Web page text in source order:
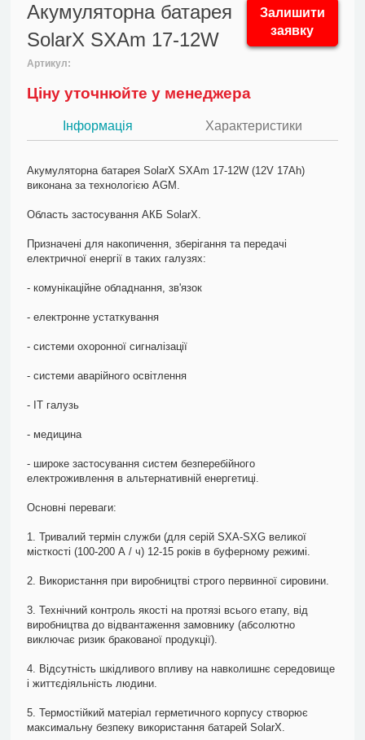
Акумуляторна батарея
SolarX SXAm 17-12W
Залишити
заявку
Артикул:
Ціну уточнюйте у менеджера
Інформація Характеристики
Акумуляторна батарея SolarX SXAm 17-12W (12V 17Ah)
виконана за технологією AGM.
Область застосування АКБ SolarX.
Призначені для накопичення, зберігання та передачі
електричної енергії в таких галузях:
- комунікаційне обладнання, зв'язок
- електронне устаткування
- системи охоронної сигналізації
- системи аварійного освітлення
- ІТ галузь
- медицина
- широке застосування систем безперебійного
електроживлення в альтернативній енергетиці.
Основні переваги:
1. Тривалий термін служби (для серій SXA-SXG великої
місткості (100-200 А / ч) 12-15 років в буферному режимі.
2. Використання при виробництві строго первинної сировини.
3. Технічний контроль якості на протязі всього етапу, від
виробництва до відвантаження замовнику (абсолютно
виключає ризик бракованої продукції).
4. Відсутність шкідливого впливу на навколишнє середовище
і життєдіяльність людини.
5. Термостійкий матеріал герметичного корпусу створює
максимальну безпеку використання батарей SolarX.